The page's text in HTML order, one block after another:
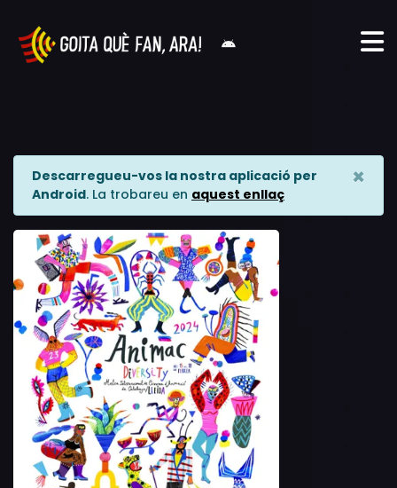
Descarregueu-vos la nostra aplicació per
Android. La trobareu en aquest enllaç
×